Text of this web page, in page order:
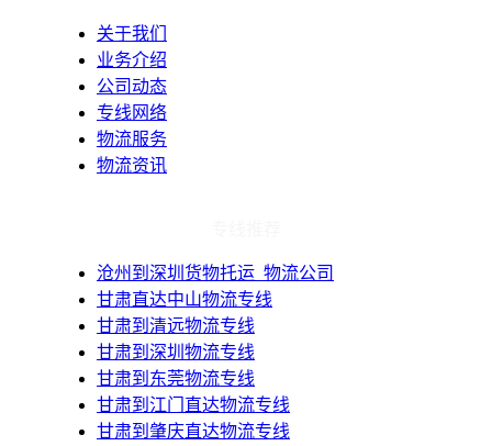
关于我们
业务介绍
公司动态
专线网络
物流服务
物流资讯
​沧州到深圳货物托运_物流公司
甘肃直达中山物流专线
甘肃到清远物流专线
甘肃到深圳物流专线
甘肃到东莞物流专线
甘肃到江门直达物流专线
甘肃到肇庆直达物流专线